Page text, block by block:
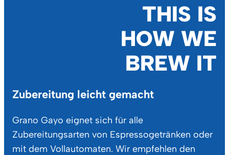
Zubereitung leicht gemacht
Grano Gayo eignet sich für alle
Zubereitungsarten von Espressogetränken oder
mit dem Vollautomaten. Wir empfehlen den
THIS IS
HOW WE
BREW IT